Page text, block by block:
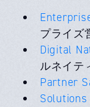
プライズ
Digital
ルネイテ
Partner